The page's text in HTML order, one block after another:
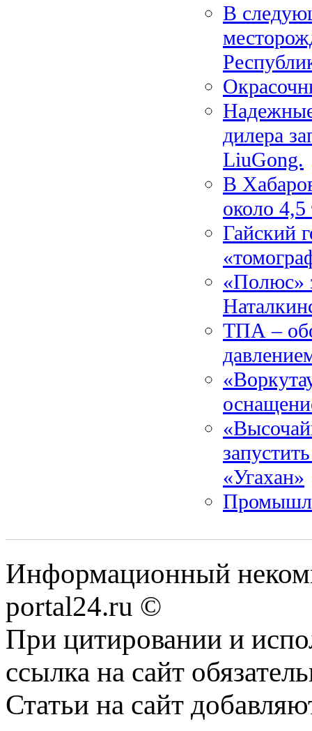
В
дилера
LiuGong.
В
около 4,5
Гайский
«Полюс»
ТПА –
«Угахан»
Информационный
portal24.ru ©
При цитировании и
ссылка на сайт
Статьи на сайт